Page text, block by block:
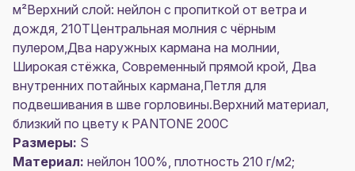
м²Верхний слой: нейлон с пропиткой от ветра и
дождя, 210TЦентральная молния с чёрным
пулером,Два наружных кармана на молнии,
Широкая стёжка, Современный прямой крой, Два
внутренних потайных кармана,Петля для
подвешивания в шве горловины.Верхний материал,
близкий по цвету к PANTONE 200C
Размеры: S
Материал: нейлон 100%, плотность 210 г/м2;